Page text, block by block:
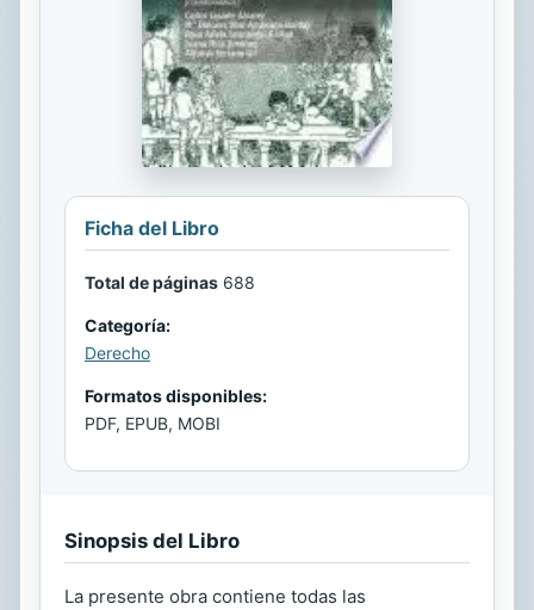
Ficha del Libro
Total de páginas 688
Categoría:
Derecho
Formatos disponibles:
PDF, EPUB, MOBI
Sinopsis del Libro
La presente obra contiene todas las